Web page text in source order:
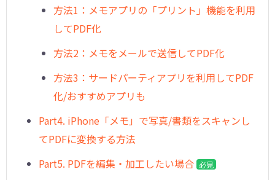
方法1：メモアプリの「プリント」機能を利用
してPDF化
方法2：メモをメールで送信してPDF化
方法3：サードパーティアプリを利用してPDF
化/おすすめアプリも
Part4. iPhone「メモ」で写真/書類をスキャンし
てPDFに変換する方法
Part5. PDFを編集・加工したい場合 必見